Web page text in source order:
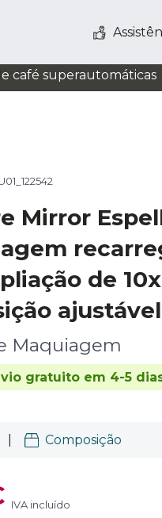
café superautomáticas
Mirror
de
Maquiagem
gratuito em 4-5
Composição
IVA incluído